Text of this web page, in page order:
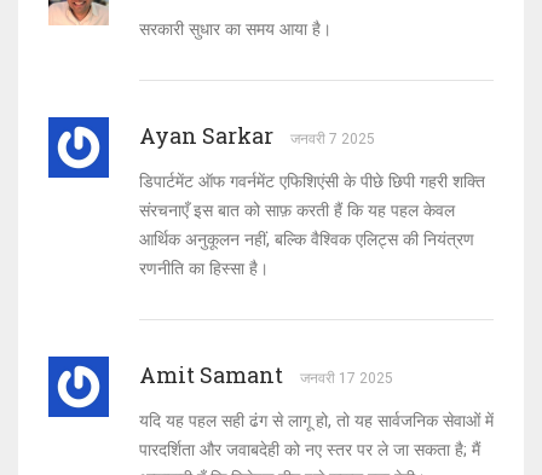
सरकारी सुधार का समय आया है।
Ayan Sarkar जनवरी 7 2025
डिपार्टमेंट ऑफ गवर्नमेंट एफिशिएंसी के पीछे छिपी गहरी शक्ति
संरचनाएँ इस बात को साफ़ करती हैं कि यह पहल केवल
आर्थिक अनुकूलन नहीं, बल्कि वैश्विक एलिट्स की नियंत्रण
रणनीति का हिस्सा है।
Amit Samant जनवरी 17 2025
यदि यह पहल सही ढंग से लागू हो, तो यह सार्वजनिक सेवाओं में
पारदर्शिता और जवाबदेही को नए स्तर पर ले जा सकता है; मैं